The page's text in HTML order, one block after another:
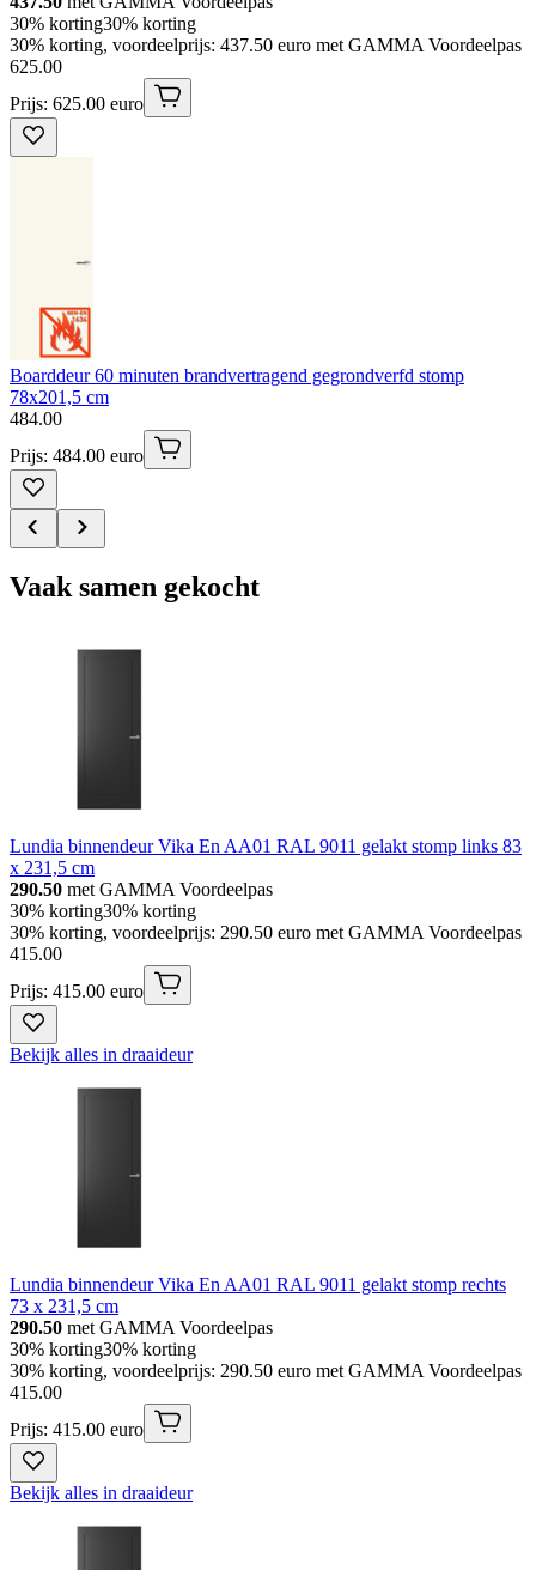
30% korting30% korting
30% korting, voordeelprijs: 437.50 euro met GAMMA Voordeelpas
625.00
Prijs: 625.00 euro
Boarddeur 60 minuten brandvertragend gegrondverfd stomp
78x201,5 cm
484.00
Prijs: 484.00 euro
Vaak samen gekocht
Lundia binnendeur Vika En AA01 RAL 9011 gelakt stomp links 83
x 231,5 cm
290.50 met GAMMA Voordeelpas
30% korting30% korting
30% korting, voordeelprijs: 290.50 euro met GAMMA Voordeelpas
415.00
Prijs: 415.00 euro
Bekijk alles in draaideur
Lundia binnendeur Vika En AA01 RAL 9011 gelakt stomp rechts
73 x 231,5 cm
290.50 met GAMMA Voordeelpas
30% korting30% korting
30% korting, voordeelprijs: 290.50 euro met GAMMA Voordeelpas
415.00
Prijs: 415.00 euro
Bekijk alles in draaideur